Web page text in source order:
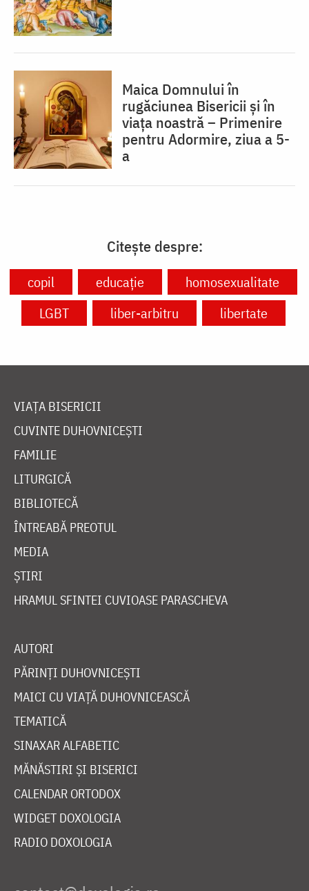
Maica Domnului în
rugăciunea Bisericii și în
viața noastră – Primenire
pentru Adormire, ziua a 5-
a
Citește despre:
copil educație
homosexualitate
LGBT
liber-arbitru libertate
VIAȚA BISERICII
CUVINTE DUHOVNICEȘTI
FAMILIE
LITURGICĂ
BIBLIOTECĂ
ÎNTREABĂ PREOTUL
MEDIA
ȘTIRI
HRAMUL SFINTEI CUVIOASE PARASCHEVA
AUTORI
PĂRINȚI DUHOVNICEȘTI
MAICI CU VIAȚĂ DUHOVNICEASCĂ
TEMATICĂ
SINAXAR ALFABETIC
MĂNĂSTIRI ȘI BISERICI
CALENDAR ORTODOX
WIDGET DOXOLOGIA
RADIO DOXOLOGIA